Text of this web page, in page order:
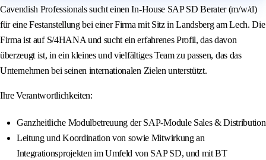
Cavendish Professionals sucht einen In-House SAP SD Berater (m/w/d)
für eine Festanstellung bei einer Firma mit Sitz in Landsberg am Lech. Die
Firma ist auf S/4HANA und sucht ein erfahrenes Profil, das davon
überzeugt ist, in ein kleines und vielfältiges Team zu passen, das das
Unternehmen bei seinen internationalen Zielen unterstützt.
Ihre Verantwortlichkeiten:
Ganzheitliche Modulbetreuung der SAP-Module Sales & Distribution
Leitung und Koordination von sowie Mitwirkung an
Integrationsprojekten im Umfeld von SAP SD, und mit BT